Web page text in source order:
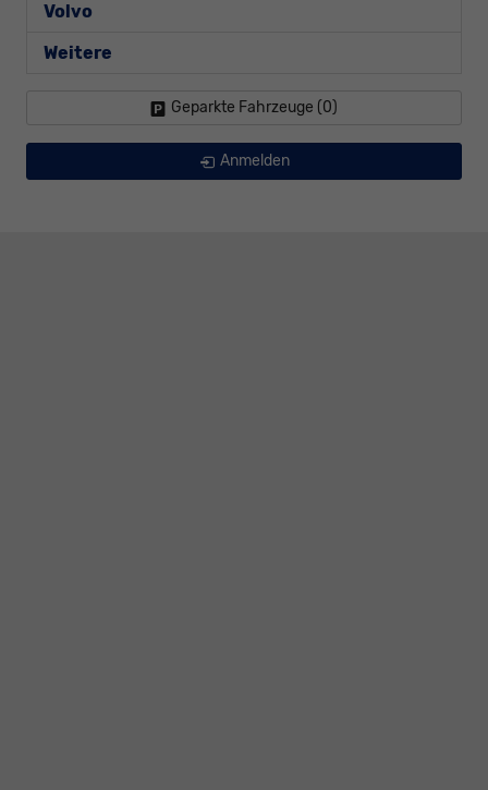
Volvo
Weitere
Geparkte Fahrzeuge (0)
Anmelden